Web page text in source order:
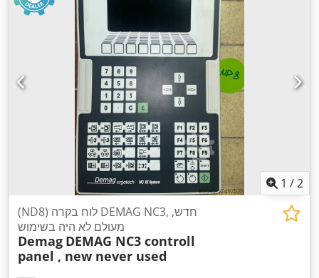
1 /2
(ND8) לוח בקרה DEMAG NC3, חדש,
מעולם לא היה בשימוש
Demag DEMAG NC3 controll
panel , new never used